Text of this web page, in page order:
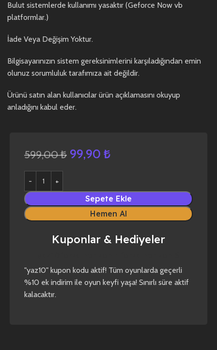
Bulut sistemlerde kullanımı yasaktır (Geforce Now vb
platformlar.)
İade Veya Değişim Yoktur.
Bilgisayarınızın sistem gereksinimlerini karşıladığından emin
olunuz sorumluluk tarafımıza ait değildir.
Ürünü satın alan kullanıcılar ürün açıklamasını okuyup
anladığını kabul eder.
599,00₺ 99,90 ₺
Sepete Ekle
Hemen Al
Kuponlar & Hediyeler
"yaz10" kupon kodu aktif! Tüm oyunlarda geçerli
%10 ek indirim ile oyun keyfi yaşa! Sınırlı süre aktif
kalacaktır.